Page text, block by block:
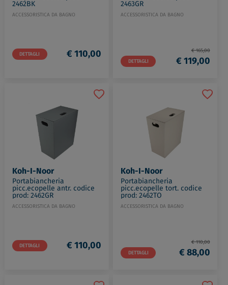
2462BK
ACCESSORISTICA DA BAGNO
DETTAGLI € 110,00
2463GR
ACCESSORISTICA DA BAGNO
DETTAGLI
€ 165,00
€ 119,00
Koh-I-Noor
Portabiancheria
picc.ecopelle antr. codice
prod: 2462GR
ACCESSORISTICA DA BAGNO
DETTAGLI € 110,00
Koh-I-Noor
Portabiancheria
picc.ecopelle tort. codice
prod: 2462TO
ACCESSORISTICA DA BAGNO
DETTAGLI
€ 110,00
€ 88,00